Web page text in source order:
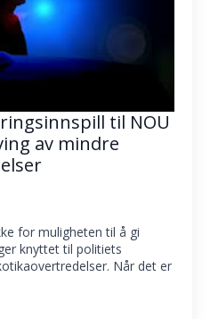
til NOU
av mindre
for muligheten til å gi
knyttet til politiets
Når det er